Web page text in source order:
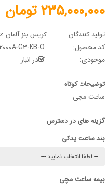
235,000,000 تومان
تولید کنندگان
کریس بنز آلمان Chris Benz
کد محصول:
موجودی:
در انبار
توضیحات کوتاه
ساعت مچی
گزینه های در دسترس
بند ساعت یدکی
بیمه ساعت مچی